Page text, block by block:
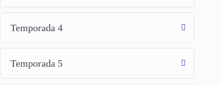
Temporada 4
Temporada 5